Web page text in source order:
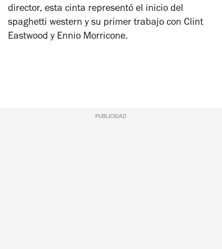
director, esta cinta representó el inicio del
spaghetti western y su primer trabajo con Clint
Eastwood y Ennio Morricone.
PUBLICIDAD